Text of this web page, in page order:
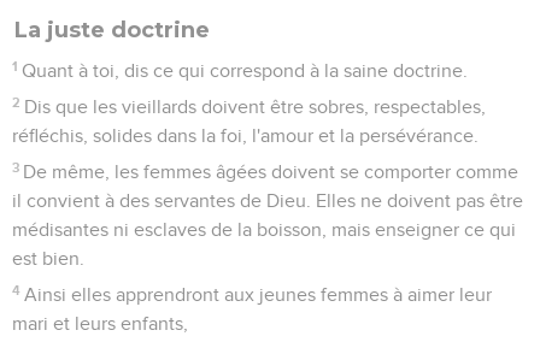
La juste doctrine
1 Quant à toi, dis ce qui correspond à la saine doctrine.
2 Dis que les vieillards doivent être sobres, respectables,
réfléchis, solides dans la foi, l'amour et la persévérance.
3 De même, les femmes âgées doivent se comporter comme
il convient à des servantes de Dieu. Elles ne doivent pas être
médisantes ni esclaves de la boisson, mais enseigner ce qui
est bien.
4 Ainsi elles apprendront aux jeunes femmes à aimer leur
mari et leurs enfants,